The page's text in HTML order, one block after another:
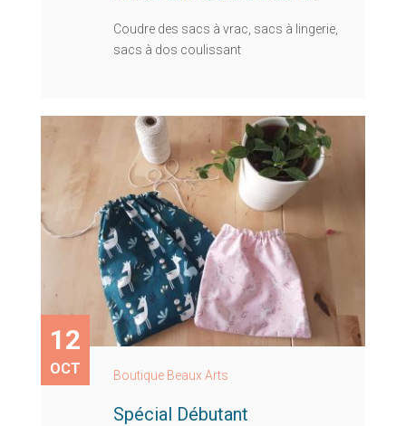
Coudre des sacs à vrac, sacs à lingerie,
sacs à dos coulissant
12
OCT Boutique Beaux Arts
Spécial Débutant